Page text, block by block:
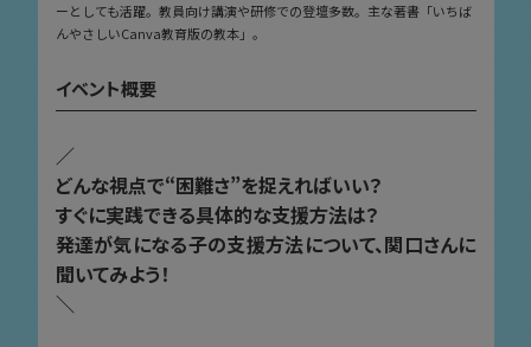
ーとしても活躍。教員向け講演や研修での登壇多数。主な著書「いちば
んやさしいCanva教育版の教本」。
イベント概要
／
どんな視点で“困難さ”を捉えればいい？
すぐに実践できる具体的な支援方法は？
発達が気になる子の支援方法について、関口さんに
聞いてみよう！
＼